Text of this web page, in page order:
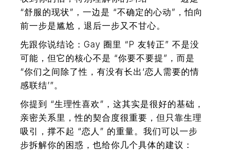
“舒服的现状”，一边是 “不确定的心动”，怕向
前一步是尴尬，退后一步又不甘心。
先跟你说结论：Gay 圈里 “P 友转正” 不是没
可能，但它的核心不是 “你要不要提”，而是
“你们之间除了性，有没有长出‘恋人需要的情
感联结’”。
你提到 “生理性喜欢”，这其实是很好的基础，
亲密关系里，性的契合度很重要，但只靠生理
吸引，撑不起 “恋人” 的重量。我们可以一步
步拆解你的困惑，也给你几个具体的建议：